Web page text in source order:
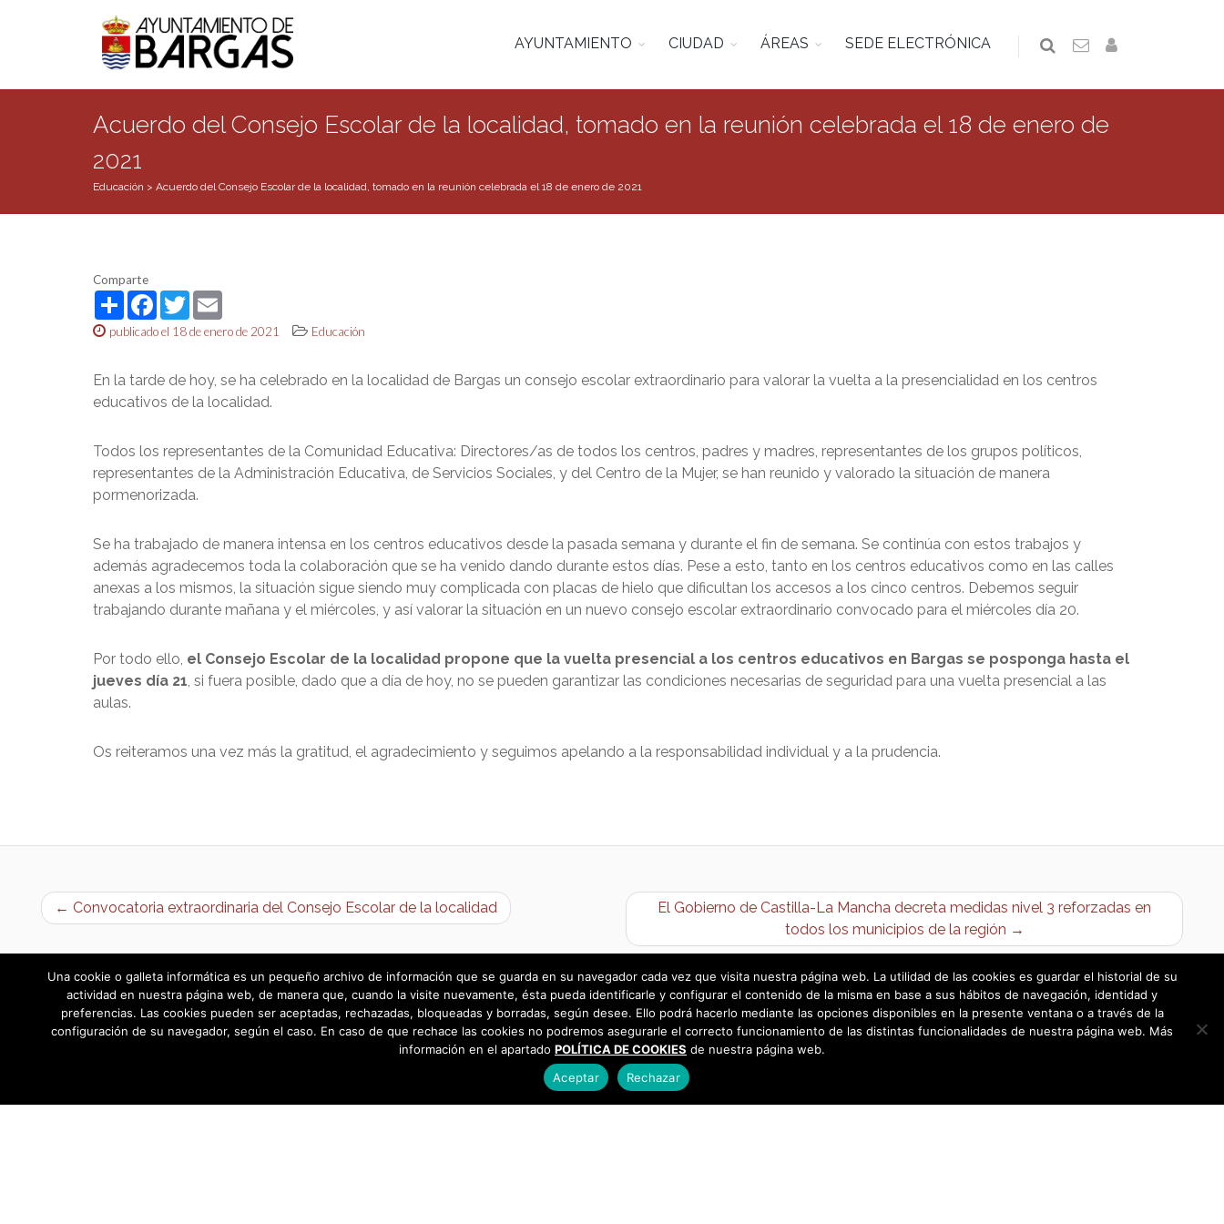
AYUNTAMIENTO CIUDAD ÁREAS SEDE ELECTRÓNICA
Acuerdo del Consejo Escolar de la localidad, tomado en la reunión celebrada el 18 de enero de
2021
Educación > Acuerdo del Consejo Escolar de la localidad, tomado en la reunión celebrada el 18 de enero de 2021
Comparte
ShareFacebook
Twitter
publicado el 18 de enero de 2021 Educación
En la tarde de hoy, se ha celebrado en la localidad de Bargas un consejo escolar extraordinario para valorar la vuelta a la presencialidad en los centros
educativos de la localidad.
Todos los representantes de la Comunidad Educativa: Directores/as de todos los centros, padres y madres, representantes de los grupos políticos,
representantes de la Administración Educativa, de Servicios Sociales, y del Centro de la Mujer, se han reunido y valorado la situación de manera
pormenorizada.
Se ha trabajado de manera intensa en los centros educativos desde la pasada semana y durante el fin de semana. Se continúa con estos trabajos y
además agradecemos toda la colaboración que se ha venido dando durante estos días. Pese a esto, tanto en los centros educativos como en las calles
anexas a los mismos, la situación sigue siendo muy complicada con placas de hielo que dificultan los accesos a los cinco centros. Debemos seguir
trabajando durante mañana y el miércoles, y así valorar la situación en un nuevo consejo escolar extraordinario convocado para el miércoles día 20.
Por todo ello, el Consejo Escolar de la localidad propone que la vuelta presencial a los centros educativos en Bargas se posponga hasta el
jueves día 21, si fuera posible, dado que a día de hoy, no se pueden garantizar las condiciones necesarias de seguridad para una vuelta presencial a las
aulas.
Os reiteramos una vez más la gratitud, el agradecimiento y seguimos apelando a la responsabilidad individual y a la prudencia.
← Convocatoria extraordinaria del Consejo Escolar de la localidad
El Gobierno de Castilla-La Mancha decreta medidas nivel 3 reforzadas en
todos los municipios de la región →
Una cookie o galleta informática es un pequeño archivo de información que se guarda en su navegador cada vez que visita nuestra página web. La utilidad de las cookies es guardar el historial de su
actividad en nuestra página web, de manera que, cuando la visite nuevamente, ésta pueda identificarle y configurar el contenido de la misma en base a sus hábitos de navegación, identidad y
preferencias. Las cookies pueden ser aceptadas, rechazadas, bloqueadas y borradas, según desee. Ello podrá hacerlo mediante las opciones disponibles en la presente ventana o a través de la
configuración de su navegador, según el caso. En caso de que rechace las cookies no podremos asegurarle el correcto funcionamiento de las distintas funcionalidades de nuestra página web. Más
información en el apartado POLÍTICA DE COOKIES de nuestra página web.
Aceptar
Rechazar